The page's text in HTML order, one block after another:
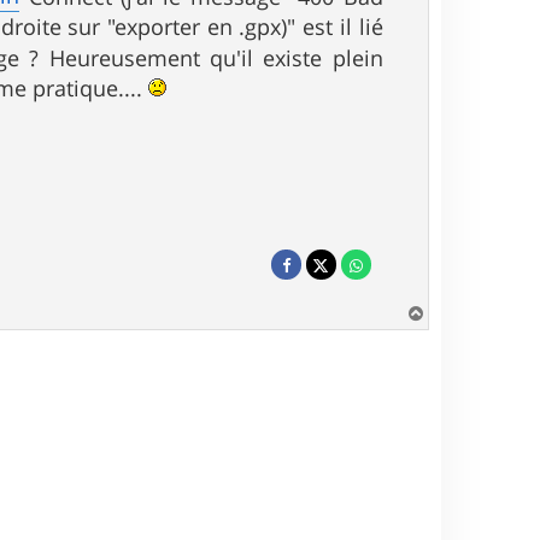
sur "exporter en .gpx)" est il lié
? Heureusement qu'il existe plein
pratique....
a